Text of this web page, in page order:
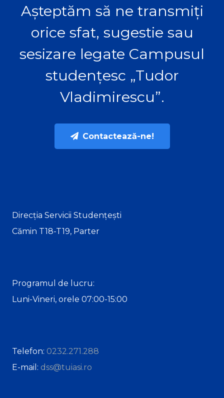
Așteptăm să ne transmiți
orice sfat, sugestie sau
sesizare legate Campusul
studențesc „Tudor
Vladimirescu”.
Contactează-ne!
Direcția Servicii Studențești
Cămin T18-T19, Parter
Programul de lucru:
Luni-Vineri, orele 07:00-15:00
Telefon: 0232.271.288
E-mail: dss@tuiasi.ro